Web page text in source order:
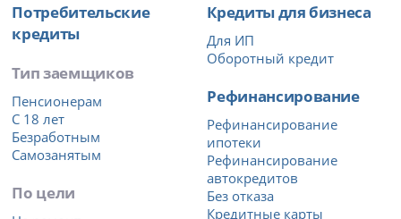
Потребительские
кредиты
Тип заемщиков
Пенсионерам
С 18 лет
Безработным
Самозанятым
По цели
Кредиты для бизнеса
Для ИП
Оборотный кредит
Рефинансирование
Рефинансирование
ипотеки
Рефинансирование
автокредитов
Без отказа
Кредитные карты